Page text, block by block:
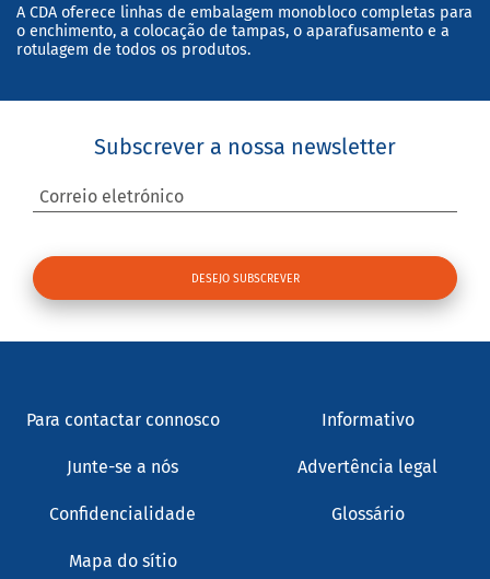
A CDA oferece linhas de embalagem monobloco completas para
o enchimento, a colocação de tampas, o aparafusamento e a
rotulagem de todos os produtos.
Subscrever a nossa newsletter
Correio eletrónico
Para contactar connosco Informativo
Junte-se a nós Advertência legal
Confidencialidade Glossário
Mapa do sítio